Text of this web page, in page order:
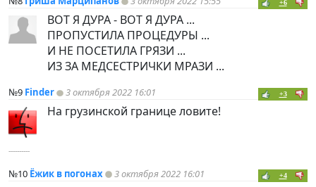
+6
ВОТ Я ДУРА - ВОТ Я ДУРА ...
ПРОПУСТИЛА ПРОЦЕДУРЫ ...
И НЕ ПОСЕТИЛА ГРЯЗИ ...
ИЗ ЗА МЕДСЕСТРИЧКИ МРАЗИ ...
№9 Finder 3 октября 2022 16:01 +3
На грузинской границе ловите!
----------
№10 Ёжик в погонах 3 октября 2022 16:01 +4